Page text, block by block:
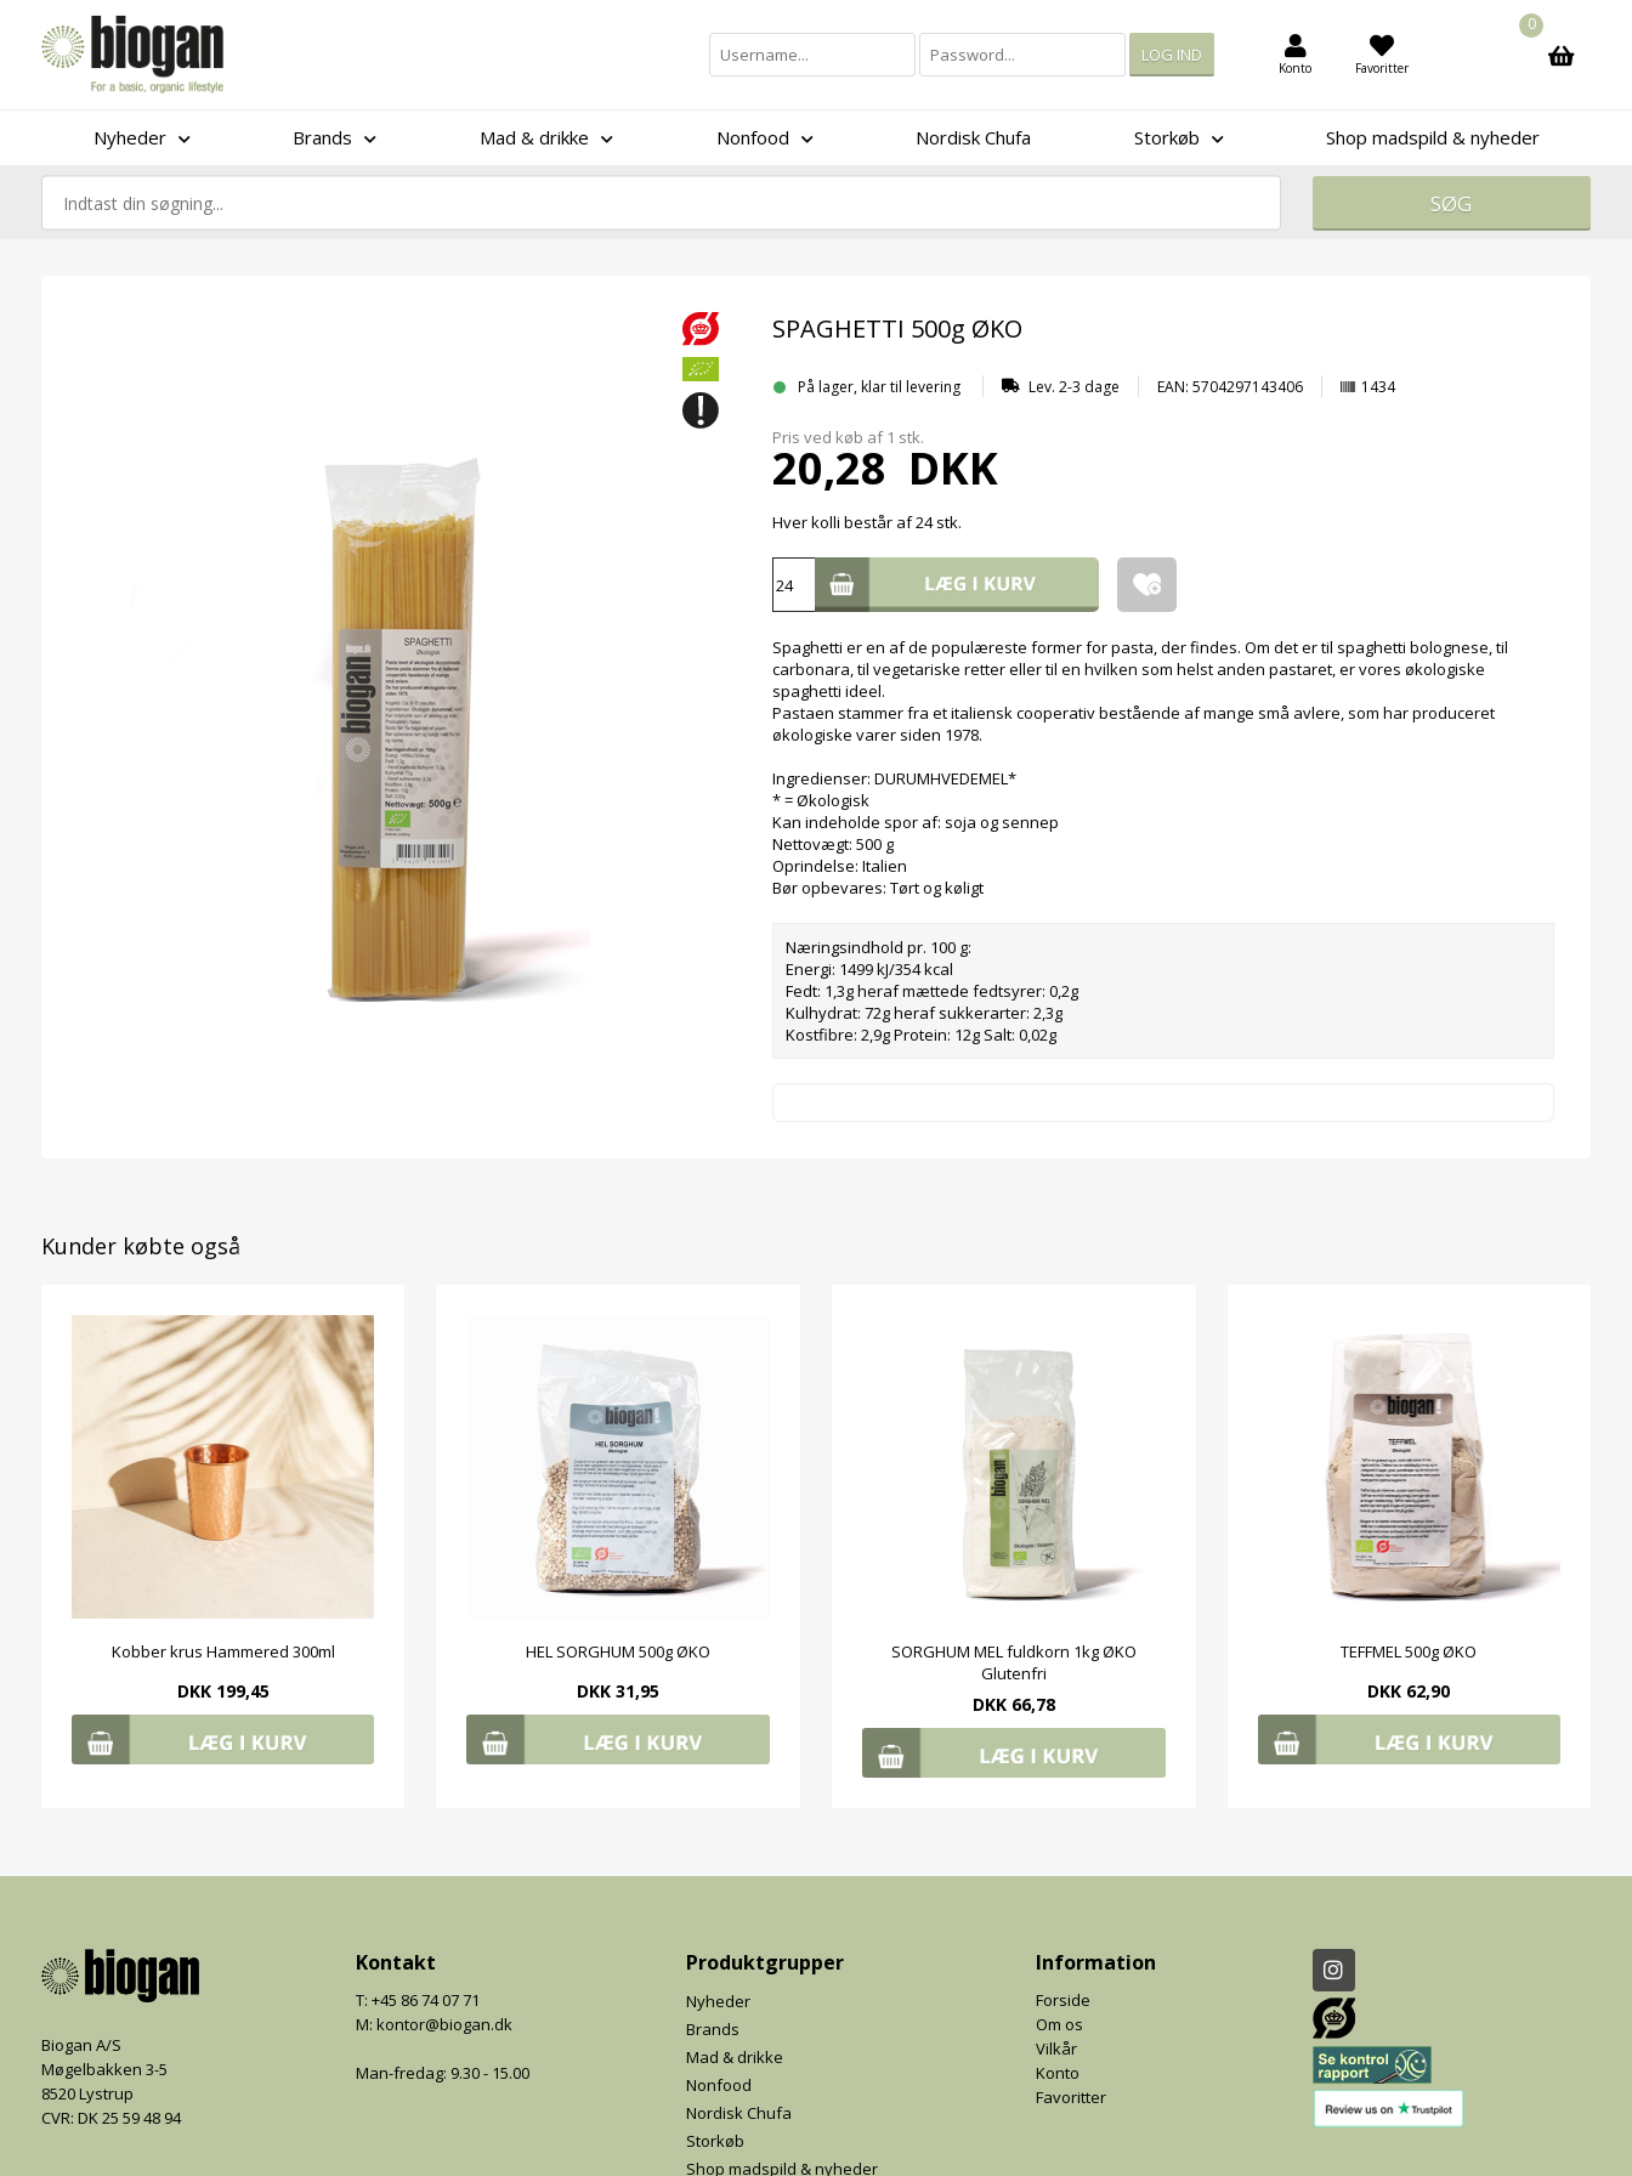
0
Favoritter
Konto
Nyheder Brands Mad & drikke Nonfood Nordisk Chufa Storkøb Shop madspild & nyheder
SPAGHETTI 500g ØKO
På lager, klar til levering Lev. 2-3 dage EAN: 5704297143406 1434
Pris ved køb af 1 stk.
20,28 DKK
Hver kolli består af 24 stk.
Spaghetti er en af de populæreste former for pasta, der findes. Om det er til spaghetti bolognese, til
carbonara, til vegetariske retter eller til en hvilken som helst anden pastaret, er vores økologiske
spaghetti ideel.
Pastaen stammer fra et italiensk cooperativ bestående af mange små avlere, som har produceret
økologiske varer siden 1978.
Ingredienser: DURUMHVEDEMEL*
* = Økologisk
Kan indeholde spor af: soja og sennep
Nettovægt: 500 g
Oprindelse: Italien
Bør opbevares: Tørt og køligt
Næringsindhold pr. 100 g:
Energi: 1499 kJ/354 kcal
Fedt: 1,3g heraf mættede fedtsyrer: 0,2g
Kulhydrat: 72g heraf sukkerarter: 2,3g
Kostfibre: 2,9g Protein: 12g Salt: 0,02g
Kunder købte også
Kobber krus Hammered 300ml
DKK 199,45
HEL SORGHUM 500g ØKO
DKK 31,95
SORGHUM MEL fuldkorn 1kg ØKO
Glutenfri
DKK 66,78
TEFFMEL 500g ØKO
DKK 62,90
Biogan A/S
Møgelbakken 3-5
8520 Lystrup
CVR: DK 25 59 48 94
Kontakt
T: +45 86 74 07 71
M: kontor@biogan.dk
Man-fredag: 9.30 - 15.00
Produktgrupper
Nyheder
Brands
Mad & drikke
Nonfood
Nordisk Chufa
Storkøb
Shop madspild & nyheder
Information
Forside
Om os
Vilkår
Konto
Favoritter